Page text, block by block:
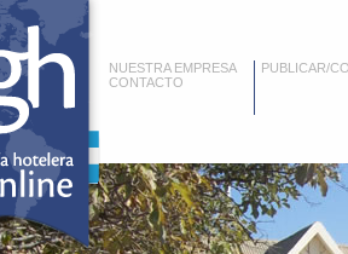
NUESTRA EMPRESA
CONTACTO
PUBLICAR/